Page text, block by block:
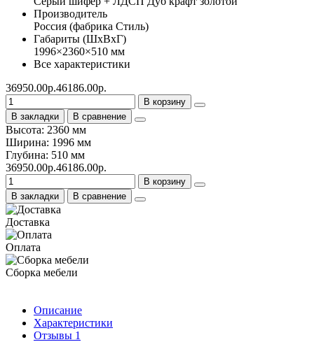
Производитель
Россия (фабрика Стиль)
Габариты (ШхВхГ)
1996×2360×510 мм
Все характеристики
36950.00р.46186.00р.
В корзину
В закладки
В сравнение
Высота: 2360 мм
Ширина: 1996 мм
Глубина: 510 мм
36950.00р.46186.00р.
В корзину
В закладки
В сравнение
Доставка
Оплата
Сборка мебели
Описание
Характеристики
Отзывы 1